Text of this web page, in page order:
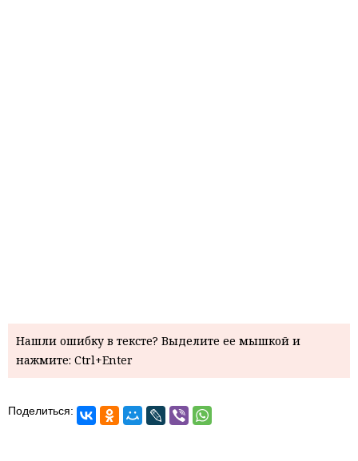
Нашли ошибку в тексте? Выделите ее мышкой и
нажмите: Ctrl+Enter
Поделиться: